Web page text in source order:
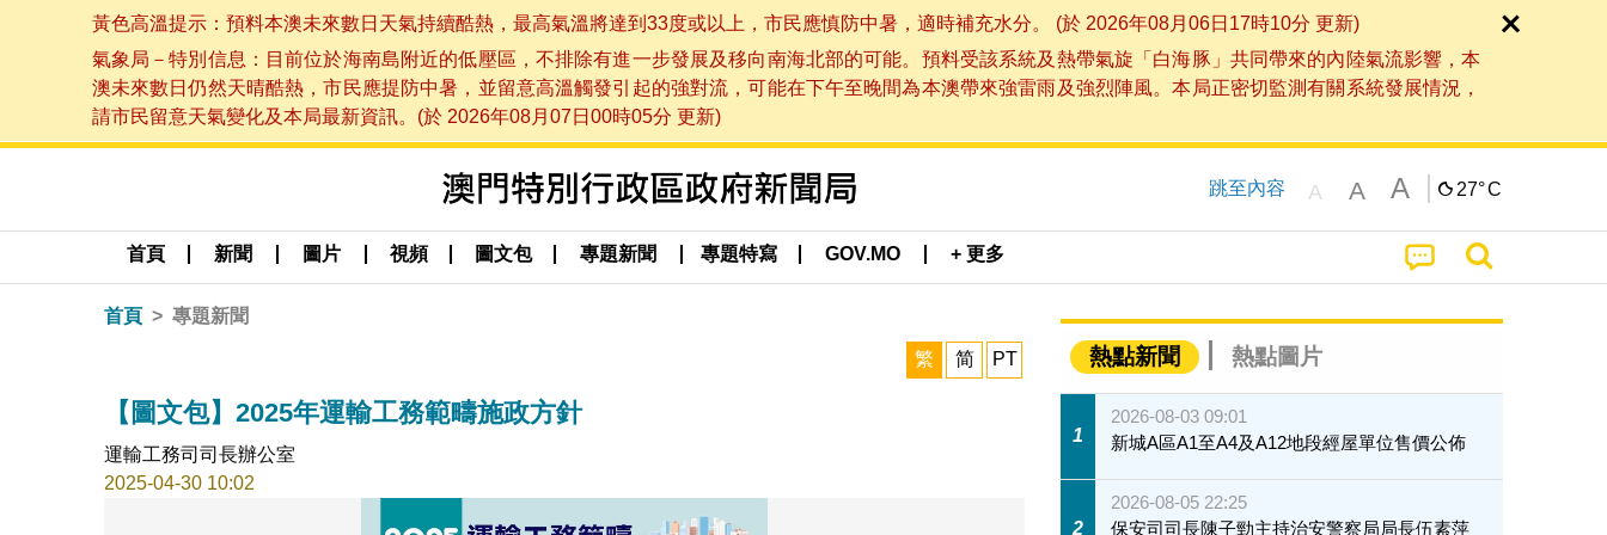
黃色高溫提示：預料本澳未來數日天氣持續酷熱，最高氣溫將達到33度或以上，市民應慎防中暑，適時補充水分。 (於 2026年08月06日17時10分 更新)
氣象局－特別信息：目前位於海南島附近的低壓區，不排除有進一步發展及移向南海北部的可能。預料受該系統及熱帶氣旋「白海豚」共同帶來的內陸氣流影響，本
澳未來數日仍然天晴酷熱，市民應提防中暑，並留意高溫觸發引起的強對流，可能在下午至晚間為本澳帶來強雷雨及強烈陣風。本局正密切監測有關系統發展情況，
請市民留意天氣變化及本局最新資訊。(於 2026年08月07日00時05分 更新)
跳至內容 A A A 27°C
首頁 新聞 圖片 視頻 圖文包 專題新聞 專題特寫 GOV.MO + 更多
首頁 專題新聞
繁 简 PT
【圖文包】2025年運輸工務範疇施政方針
運輸工務司司長辦公室
2025-04-30 10:02
熱點新聞 熱點圖片
1
2026-08-03 09:01
新城A區A1至A4及A12地段經屋單位售價公佈
2
2026-08-05 22:25
保安司司長陳子勁主持治安警察局局長伍素萍